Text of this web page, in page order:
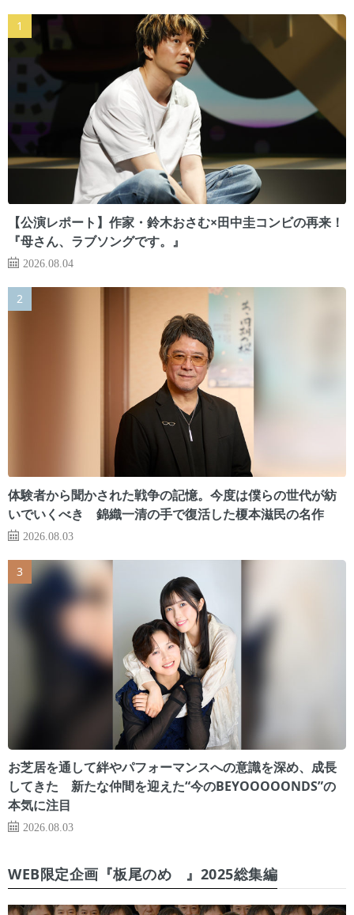
【公演レポート】作家・鈴木おさむ×田中圭コンビの再来！
『母さん、ラブソングです。』
2026.08.04
体験者から聞かされた戦争の記憶。今度は僕らの世代が紡
いでいくべき 錦織一清の手で復活した榎本滋民の名作
2026.08.03
お芝居を通して絆やパフォーマンスへの意識を深め、成長
してきた 新たな仲間を迎えた“今のBEYOOOOONDS”の
本気に注目
2026.08.03
WEB限定企画『板尾のめ゙』2025総集編